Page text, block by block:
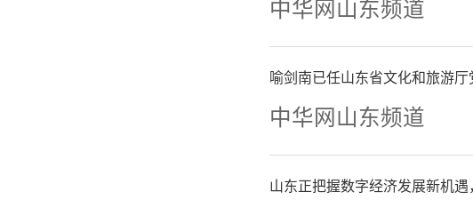
产业布局和企
岗位需求，组
士专场招聘
牌。三是进一
中华网山东频道
喻剑南已任山东省文化和旅游
中华网山东频道
山东正把握数字经济发展新机